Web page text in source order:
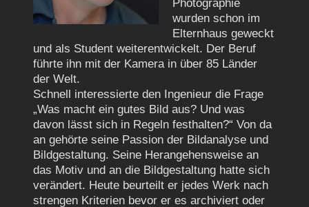
Photographie
wurden schon im
Elternhaus geweckt
und als Student weiterentwickelt. Der Beruf
führte ihn mit der Kamera in über 85 Länder
der Welt.
Schnell interessierte den Ingenieur die Frage
„Was macht ein gutes Bild aus? Und was
davon lässt sich in Regeln festhalten?“ Von da
an gehörte seine Passion der Bildanalyse und
Bildgestaltung. Seine Herangehensweise an
das Motiv und an die Bildgestaltung hatte sich
verändert. Heute beurteilt er jedes Werk nach
strengen Kriterien bevor er es archiviert oder